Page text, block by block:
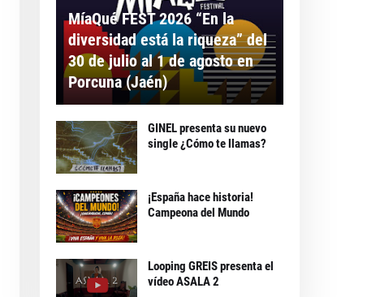
MíaQué FEST 2026 “En la
diversidad está la riqueza” del
30 de julio al 1 de agosto en
Porcuna (Jaén)
GINEL presenta su nuevo
single ¿Cómo te llamas?
¡España hace historia!
Campeona del Mundo
Looping GREIS presenta el
vídeo ASALA 2